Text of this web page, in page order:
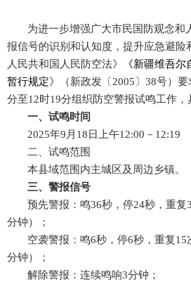
为进一步增强广大市民国防观念和
报信号的识别和认知度，提升应急避险
人民共和国人民防空法》
《新疆维吾尔
暂行规定》 （新政发〔 2005〕38号）
分至12时19分组织防空警报试鸣工作
一、试鸣时间
2025年9月18日上午12:00 － 12:19
二
、试鸣范围
本县域范围内主城区及周边乡镇。
三、警报信号
预先警报：鸣36秒，停24秒，重复
分钟）；
空袭警报：鸣6秒，停6秒，重复15
分钟）；
解除警报：连续鸣响3分钟；